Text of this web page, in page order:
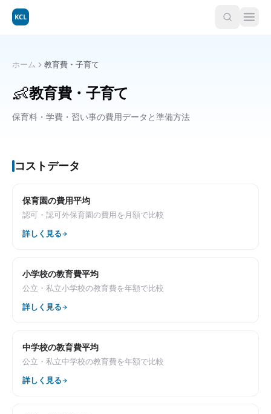
KCL
ホーム 教育費・子育て
👶教育費・子育て
保育料・学費・習い事の費用データと準備方法
コストデータ
保育園の費用平均
認可・認可外保育園の費用を月額で比較
詳しく見る
小学校の教育費平均
公立・私立小学校の教育費を年額で比較
詳しく見る
中学校の教育費平均
公立・私立中学校の教育費を年額で比較
詳しく見る